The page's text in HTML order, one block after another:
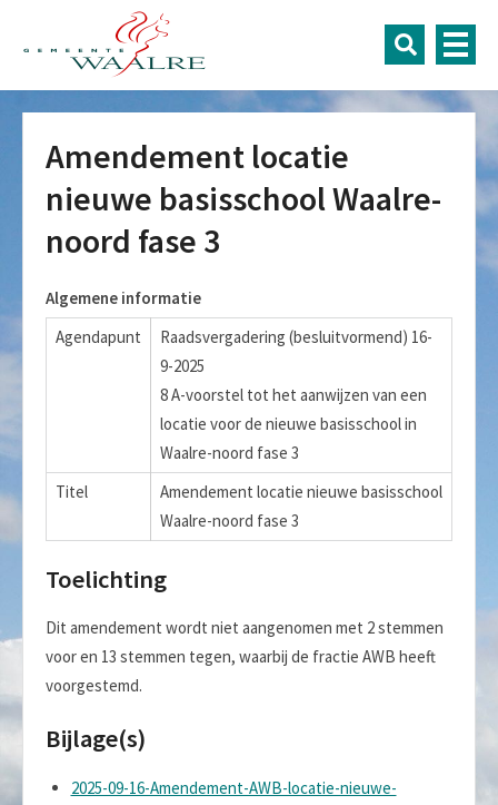
Amendement locatie
nieuwe basisschool Waalre-
noord fase 3
Algemene informatie
Agendapunt
Raadsvergadering (besluitvormend) 16-
9-2025
8 A-voorstel tot het aanwijzen van een
locatie voor de nieuwe basisschool in
Waalre-noord fase 3
Titel
Amendement locatie nieuwe basisschool
Waalre-noord fase 3
Toelichting
Dit amendement wordt niet aangenomen met 2 stemmen
voor en 13 stemmen tegen, waarbij de fractie AWB heeft
voorgestemd.
Bijlage(s)
2025-09-16-Amendement-AWB-locatie-nieuwe-